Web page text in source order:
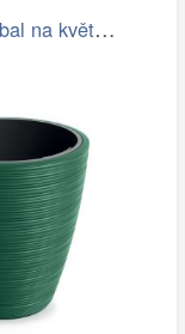
Keramický obal na květináč s levandulí…